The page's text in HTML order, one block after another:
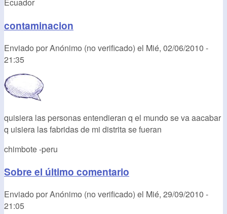
Ecuador
contaminacion
Enviado porAnónimo (no verificado) el Mié, 02/06/2010 -
21:35
quisiera las personas entendieran q el mundo se va aacabar
q uisiera las fabridas de mi distrita se fueran
chimbote -peru
Sobre el último comentario
Enviado porAnónimo (no verificado) el Mié, 29/09/2010 -
21:05